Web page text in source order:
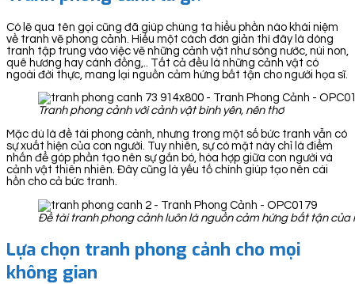
Có lẽ qua tên gọi cũng đã giúp chúng ta hiểu phần nào khái niệm
về tranh vẽ phong cảnh. Hiểu một cách đơn giản thì đây là dòng
tranh tập trung vào việc vẽ những cảnh vật như sông nước, núi non,
quê hương hay cánh đồng,.. Tất cả đều là những cảnh vật có
ngoài đời thực, mang lại nguồn cảm hứng bất tận cho người họa sĩ.
Tranh phong cảnh với cảnh vật bình yên, nên thơ
Mặc dù là đề tài phong cảnh, nhưng trong một số bức tranh vẫn có
sự xuất hiện của con người. Tuy nhiên, sự có mặt này chỉ là điểm
nhấn để góp phần tạo nên sự gắn bó, hòa hợp giữa con người và
cảnh vật thiên nhiên. Đây cũng là yếu tố chính giúp tạo nên cái
hồn cho cả bức tranh.
Đề tài tranh phong cảnh luôn là nguồn cảm hứng bất tận của
Lựa chọn tranh phong cảnh cho mọi
không gian